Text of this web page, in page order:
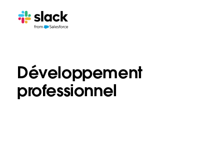
Développement
professionnel